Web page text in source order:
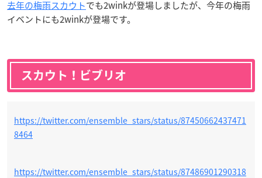
去年の梅雨スカウトでも2winkが登場しましたが、今年の梅雨
イベントにも2winkが登場です。
スカウト！ビブリオ
https://twitter.com/ensemble_stars/status/87450662437471
8464
https://twitter.com/ensemble_stars/status/87486901290318